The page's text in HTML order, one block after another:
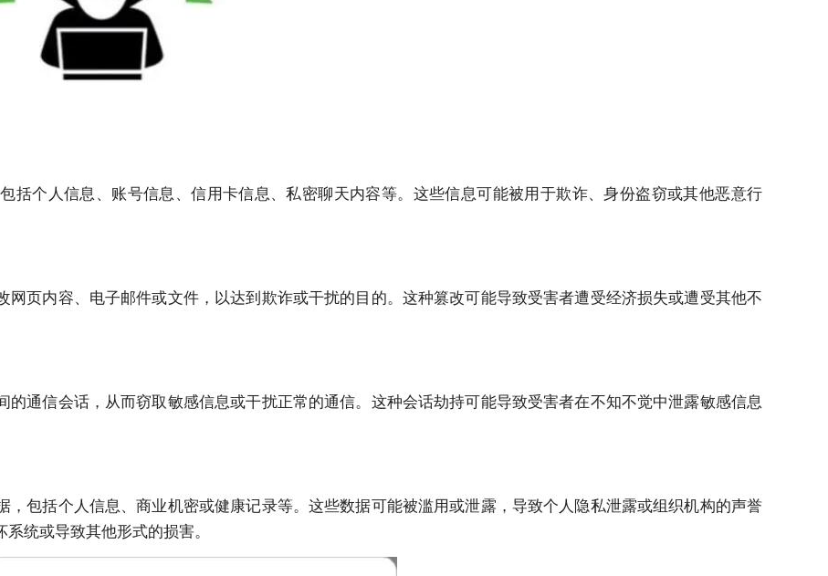
括个人信息、账号信息、信用卡信息、私密聊天内容等。这些信息可能被用于欺诈、身份盗窃或其他恶意行
页内容、电子邮件或文件，以达到欺诈或干扰的目的。这种篡改可能导致受害者遭受经济损失或遭受其他不
通信会话，从而窃取敏感信息或干扰正常的通信。这种会话劫持可能导致受害者在不知不觉中泄露敏感信息
包括个人信息、商业机密或健康记录等。这些数据可能被滥用或泄露，导致个人隐私泄露或组织机构的声誉
统或导致其他形式的损害。